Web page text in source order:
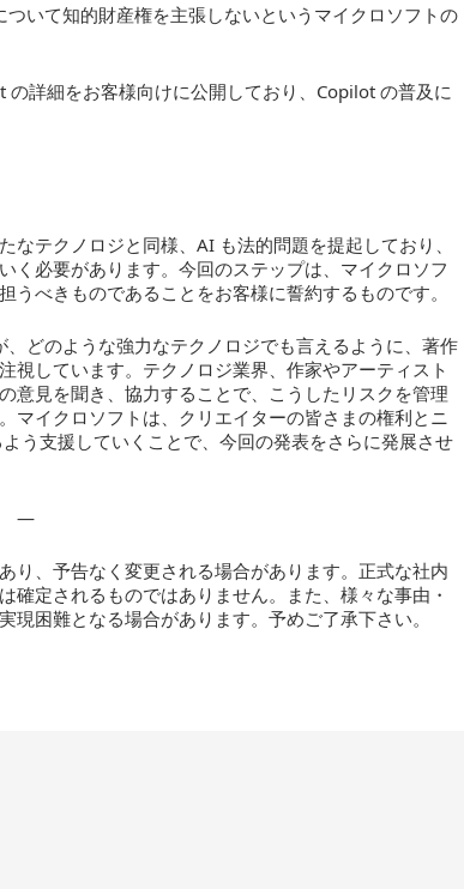
いて知的財産権を主張しないというマイクロソフトの
詳細をお客様向けに公開しており、Copilot の普及に
テクノロジと同様、AI も法的問題を提起しており、
く必要があります。今回のステップは、マイクロソフ
べきものであることをお客様に誓約するものです。
どのような強力なテクノロジでも言えるように、著作
視しています。テクノロジ業界、作家やアーティスト
意見を聞き、協力することで、こうしたリスクを管理
マイクロソフトは、クリエイターの皆さまの権利とニ
う支援していくことで、今回の発表をさらに発展させ
—
り、予告なく変更される場合があります。正式な社内
定されるものではありません。また、様々な事由・
困難となる場合があります。予めご了承下さい。